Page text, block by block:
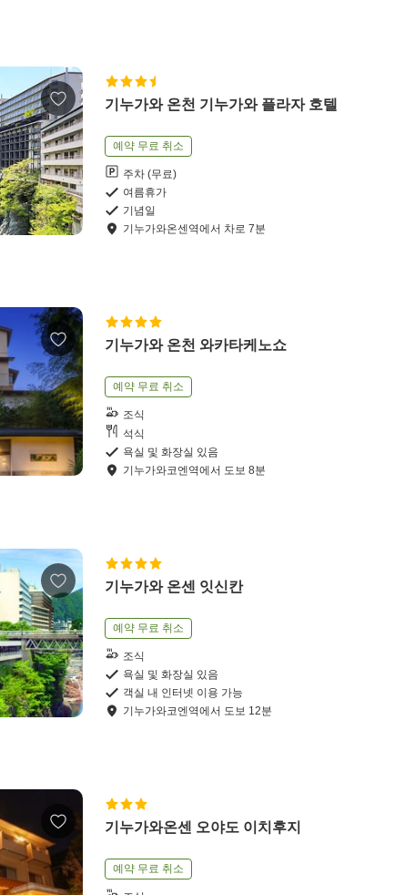
기누가와 온천 기누가와 플라자 호텔
예약 무료 취소
주차 (무료)
여름휴가
기념일
기누가와온센역에서 차로 7분
기누가와 온천 와카타케노쇼
예약 무료 취소
조식
석식
욕실 및 화장실 있음
기누가와코엔역에서 도보 8분
기누가와 온센 잇신칸
예약 무료 취소
조식
욕실 및 화장실 있음
객실 내 인터넷 이용 가능
기누가와코엔역에서 도보 12분
기누가와온센 오야도 이치후지
예약 무료 취소